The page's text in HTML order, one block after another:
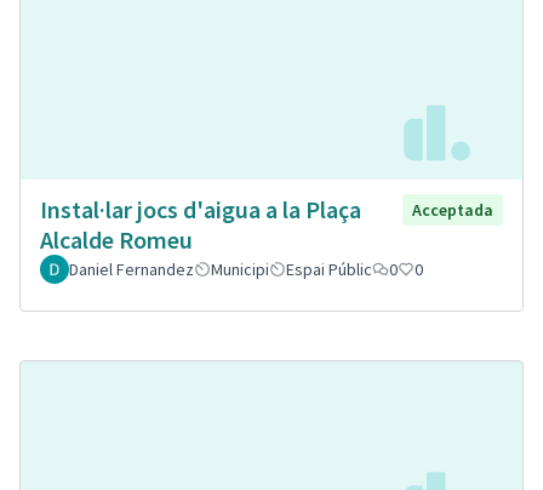
Instal·lar jocs d'aigua a la Plaça
Alcalde Romeu
Acceptada
Daniel Fernandez Municipi Espai Públic 0 0